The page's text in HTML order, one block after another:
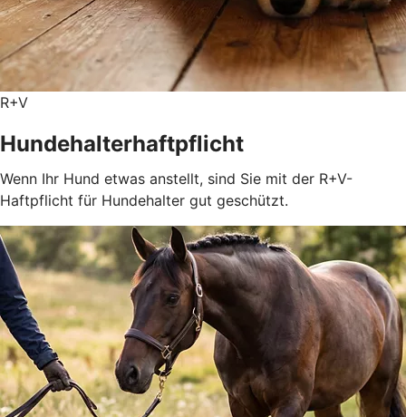
R+V
Hundehalterhaftpflicht
Wenn Ihr Hund etwas anstellt, sind Sie mit der R+V-
Haftpflicht für Hundehalter gut geschützt.